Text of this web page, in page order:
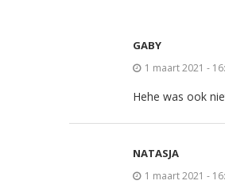
GABY
1 maart 2021 -
Hehe was ook
NATASJA
1 maart 2021 -